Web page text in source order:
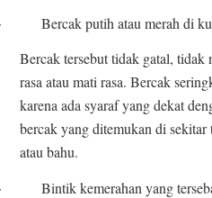
Bercak putih atau merah di
Bercak tersebut tidak gatal, tidak
rasa atau mati rasa. Bercak
karena ada syaraf yang dekat
bercak yang ditemukan di
atau bahu.
Bintik kemerahan yang